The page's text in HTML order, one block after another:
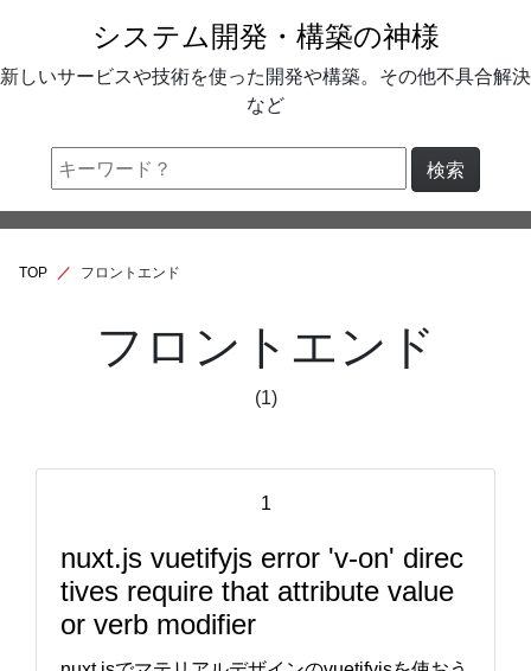
システム開発・構築の神様
新しいサービスや技術を使った開発や構築。その他不具合解決
など
検索
TOP フロントエンド
フロントエンド
(1)
1
nuxt.js vuetifyjs error 'v-on' direc
tives require that attribute value
or verb modifier